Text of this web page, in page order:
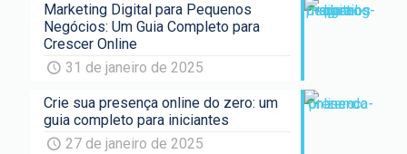
Marketing Digital para Pequenos
Negócios: Um Guia Completo para
Crescer Online
31 de janeiro de 2025
Crie sua presença online do zero: um
guia completo para iniciantes
27 de janeiro de 2025